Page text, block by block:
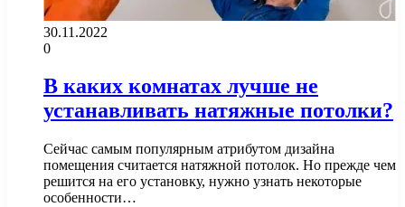
30.11.2022
0
В каких комнатах лучше не
устанавливать натяжные потолки?
Сейчас самым популярным атрибутом дизайна
помещения считается натяжной потолок. Но прежде чем
решится на его установку, нужно узнать некоторые
особенности…